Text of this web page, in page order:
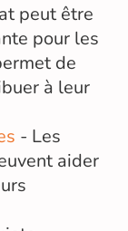
peut être
pour les
de
à leur
- Les
aider